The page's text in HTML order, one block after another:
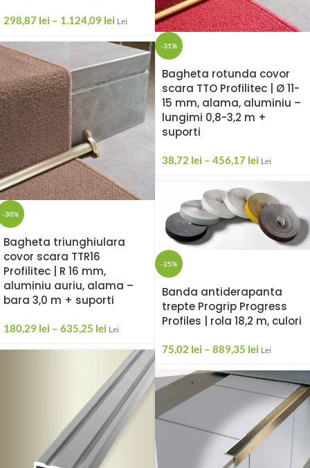
298,87 lei – 1.124,09 lei Lei
-31%
Bagheta rotunda covor
scara TTO Profilitec | Ø 11-
15 mm, alama, aluminiu –
lungimi 0,8-3,2 m +
suporti
38,72 lei – 456,17 lei Lei
-30%
Bagheta triunghiulara
covor scara TTR16
Profilitec | R 16 mm,
aluminiu auriu, alama –
bara 3,0 m + suporti
180,29 lei – 635,25 lei Lei
-25%
Banda antiderapanta
trepte Progrip Progress
Profiles | rola 18,2 m, culori
75,02 lei – 889,35 lei Lei